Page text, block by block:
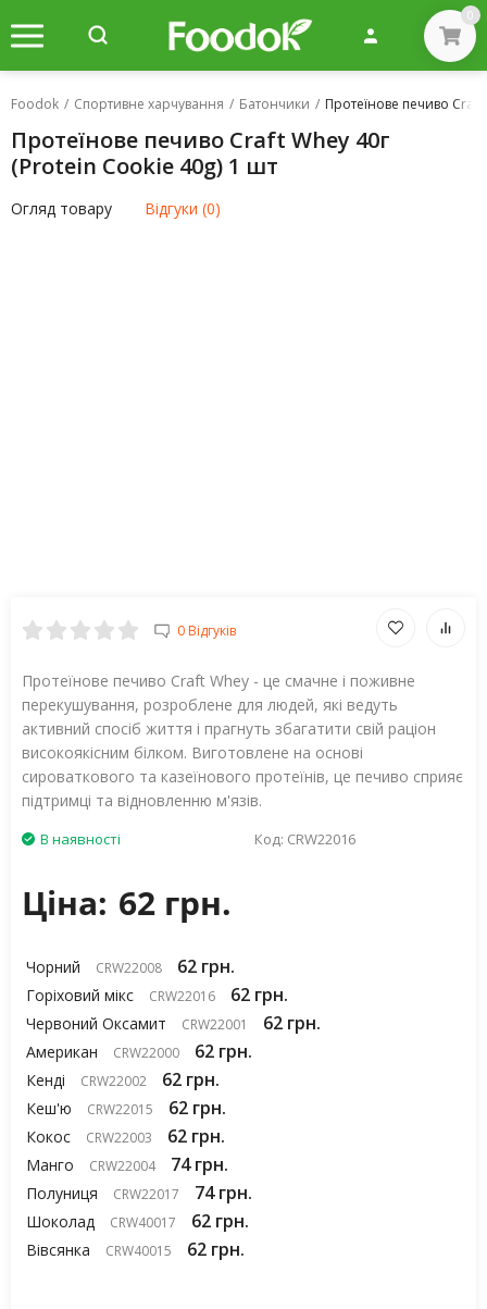
0
Foodok / Спортивне харчування / Батончики / Протеїнове печиво
Протеїнове печиво Craft Whey 40г
(Protein Cookie 40g) 1 шт
Огляд товару Відгуки (0)
0 Відгуків
Протеїнове печиво Craft Whey - це смачне і поживне
перекушування, розроблене для людей, які ведуть
активний спосіб життя і прагнуть збагатити свій раціон
високоякісним білком. Виготовлене на основі
сироваткового та казеїнового протеїнів, це печиво сприяє
підтримці та відновленню м'язів.
В наявності Код: CRW22016
Ціна: 62 грн.
Чорний CRW22008 62 грн.
Горіховий мікс CRW22016 62 грн.
Червоний Оксамит CRW22001 62 грн.
Американ CRW22000 62 грн.
Кенді CRW22002 62 грн.
Кеш'ю CRW22015 62 грн.
Кокос CRW22003 62 грн.
Манго CRW22004 74 грн.
Полуниця CRW22017 74 грн.
Шоколад CRW40017 62 грн.
Вівсянка CRW40015 62 грн.